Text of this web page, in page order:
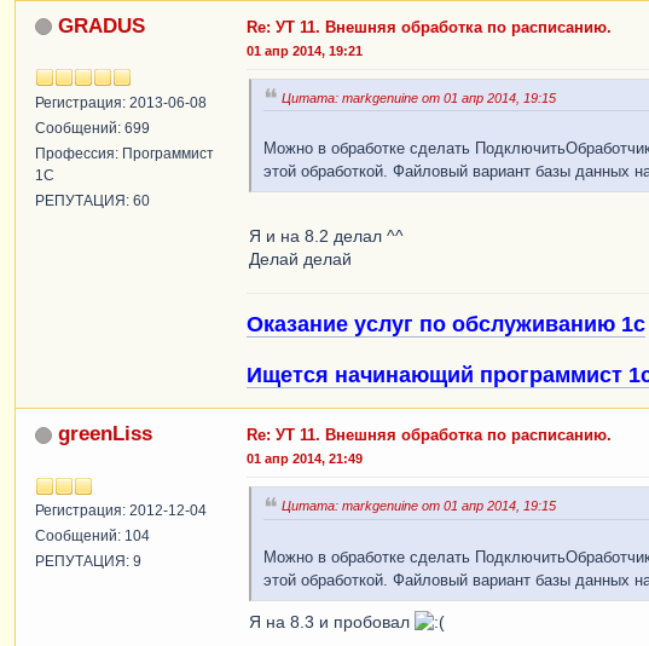
GRADUS
Регистрация: 2013-06-08
Сообщений: 699
Профессия: Программист
1С
РЕПУТАЦИЯ: 60
Re: УТ 11. Внешняя обработка по расписанию.
01 апр 2014, 19:21
Цитата: markgenuine от 01 апр 2014, 19:15
Можно в обработке сделать
этой обработкой. Файловый вариант базы данных
Я и на 8.2 делал ^^
Делай делай
Оказание услуг по обслуживанию 1с
Ищется начинающий программист
greenLiss
Регистрация: 2012-12-04
Сообщений: 104
РЕПУТАЦИЯ: 9
Re: УТ 11. Внешняя обработка по расписанию.
01 апр 2014, 21:49
Цитата: markgenuine от 01 апр 2014, 19:15
Можно в обработке сделать
этой обработкой. Файловый вариант базы данных
Я на 8.3 и пробовал